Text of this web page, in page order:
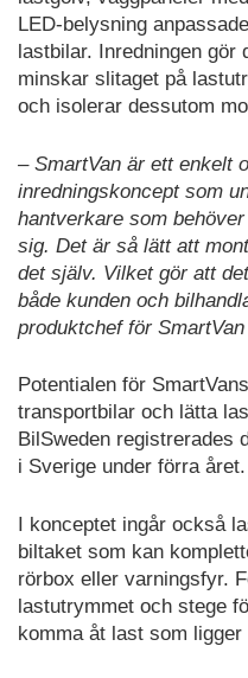
LED-belysning
lastbilar. Inredningen gör
minskar slitaget på
och isolerar dessutom
– SmartVan är ett enkelt
inredningskoncept som
hantverkare som
sig. Det är så lätt att
det själv. Vilket gör att
både kunden och
produktchef för
Potentialen för
transportbilar och lätta
BilSweden registrerades
i Sverige under förra året.
I konceptet ingår också
biltaket som kan
rörbox eller varningsfyr.
lastutrymmet och stege
komma åt last som ligger